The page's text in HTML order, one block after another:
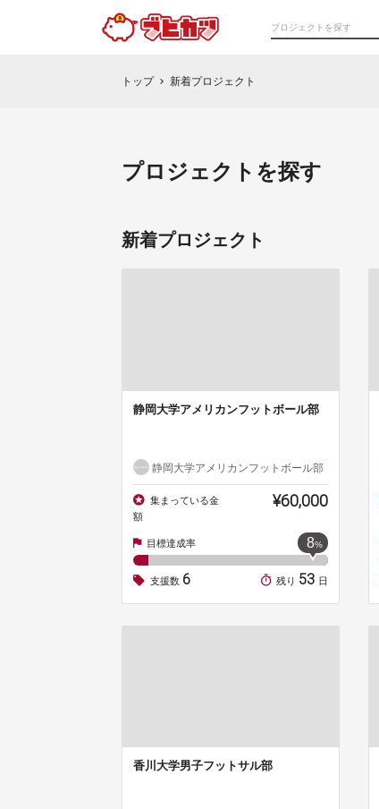
トップ chevron_right 新着プロジェクト
プロジェクトを探す
新着プロジェクト
静岡大学アメリカンフットボール部
静岡大学アメリカンフットボール部
集まっている金
額
¥60,000
目標達成率 8%
支援数 6 残り 53 日
香川大学男子フットサル部